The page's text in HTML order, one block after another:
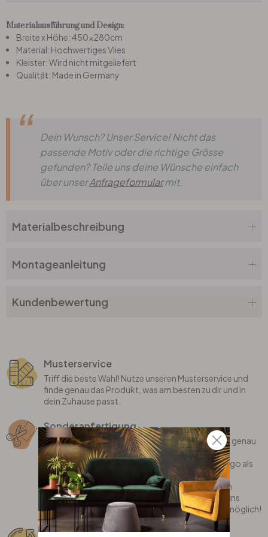
Büro
Bad
Materialausführung und Design:
Breite x Höhe: 450x280cm
Material: Hochwertiges Vlies
Kleister: Wird nicht mitgeliefert
Qualität: Made in Germany
Dein Wunsch? Unser Service! Nicht das
passende Motiv oder die richtige Grösse
gefunden? Teile uns deine Wünsche einfach
über unserAnfrageformularmit.
Materialbeschreibung
Montageanleitung
Kundenbewertung
Musterservice
Triff die beste Wahl! Nutze unseren Musterservice und
finde genau das Produkt, was am besten zu dir und in
dein Zuhause passt.
Sonderanfertigung
Bei uns erhältst du individualisierte Produkte, die genau
auf dich zugeschnitten sind! Wir fertigen deinen
Lieblingsspruch, dein eigenes Motiv oder dein Logo als
coole Wanddekoration gerne für dich an.
Oder bist du auf der Suche nach einem stylischen
Teppich, der perfekt in dein Zimmer passt? Sag uns
einfach, was du dir wünschst und wir machen es möglich!
Rückgaberecht